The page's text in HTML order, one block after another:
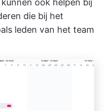
ook helpen bij
die bij het
leden van het team